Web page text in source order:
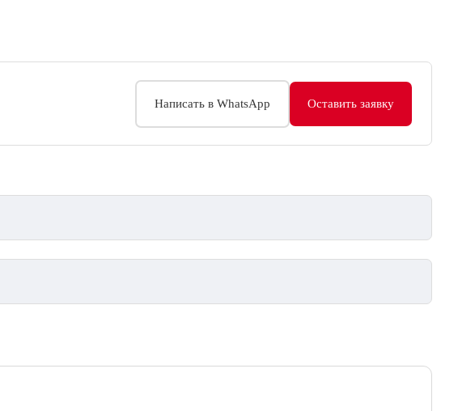
Написать в WhatsApp Оставить заявку